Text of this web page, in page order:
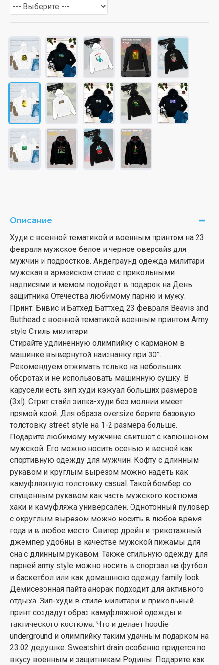
Описание
Худи с военной тематикой и военным принтом на 23
февраля мужское белое и черное оверсайз для
мужчин и подростков. Андеграунд одежда милитари
мужская в армейском стиле с прикольными
надписями и мемом подойдет в подарок на День
защитника Отечества любимому парню и мужу.
Принт: Бивис и Батхед Баттхед 23 февраля Beavis and
Butthead с военной тематикой военным принтом Army
style Стиль милитари.
Стирайте удлиненную олимпийку с карманом в
машинке вывернутой наизнанку при 30°.
Рекомендуем отжимать только на небольших
оборотах и не использовать машинную сушку. В
карусели есть зип худи кэжуал больших размеров
(3xl). Стрит стайл зипка-худи без молнии имеет
прямой крой. Для образа oversize берите базовую
толстовку street style на 1-2 размера больше.
Подарите любимому мужчине свитшот с капюшоном
мужской. Его можно носить осенью и весной как
спортивную одежду для мужчин. Кофту с длинным
рукавом и круглым вырезом можно надеть как
камуфляжную толстовку casual. Такой бомбер со
спущенным рукавом как часть мужского костюма
хаки и камуфляжа универсален. Однотонный пуловер
с округлым вырезом можно носить в любое время
года и в любое место. Свитер дрейн и трикотажный
джемпер удобны в качестве мужской пижамы для
сна с длинным рукавом. Также стильную одежду для
парней army style можно носить в спортзал на футбол
и баскетбол или как домашнюю одежду family look.
Демисезонная пайта анорак подходит для активного
отдыха. Зип-худи в стиле милитари и прикольный
принт создадут образ камуфляжной одежды и
тактического костюма. Что и делает hoodie
underground и олимпийку таким удачным подарком на
23.02 дедушке. Sweatshirt drain особенно придется по
вкусу военным и защитникам Родины. Подарите как